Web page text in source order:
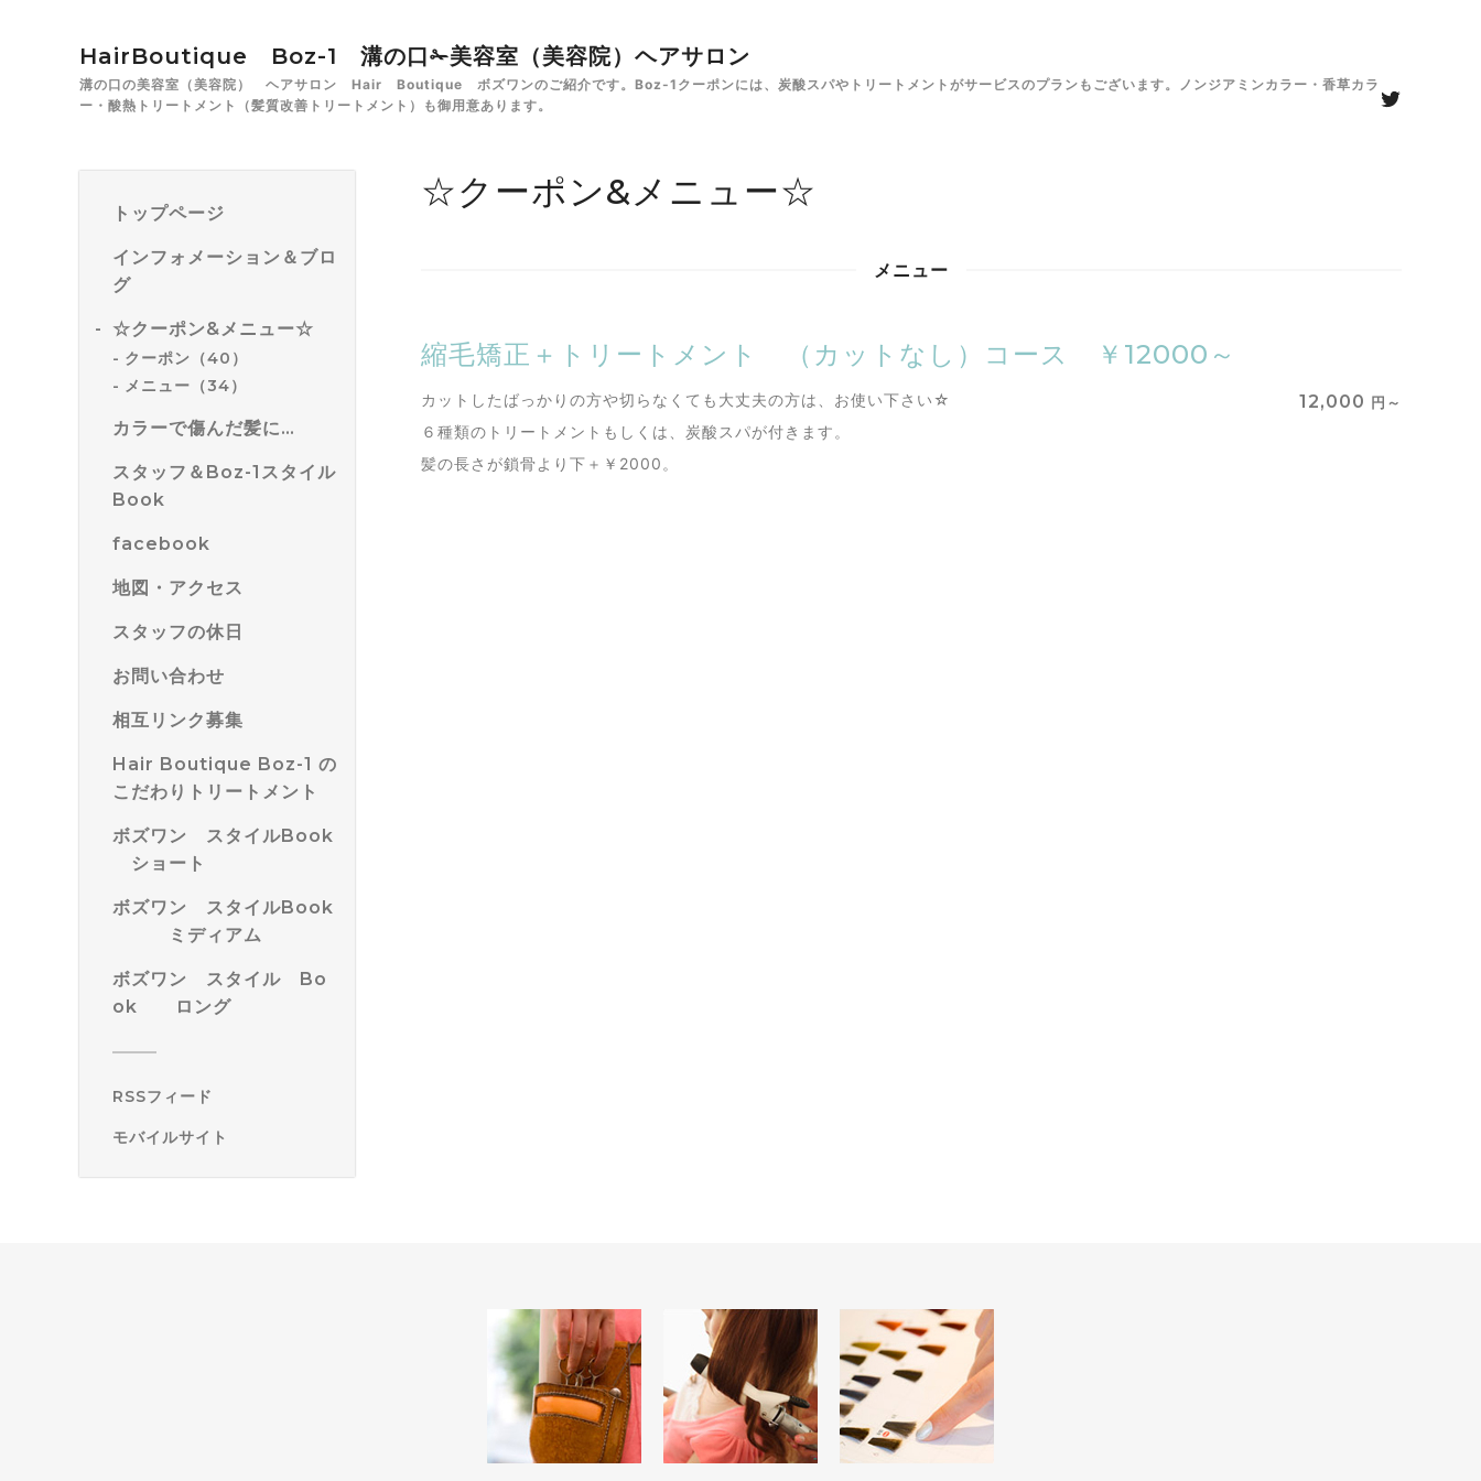
HairBoutique Boz-1 溝の口✁美容室（美容院）ヘアサロン
溝の口の美容室（美容院） ヘアサロン Hair Boutique ボズワンのご紹介です。Boz-1クーポンには、炭酸スパやトリートメントがサービスのプランもございます。ノンジアミンカラー・香草カラ
ー・酸熱トリートメント（髪質改善トリートメント）も御用意あります。
トップページ
インフォメーション＆ブロ
グ
☆クーポン&メニュー☆
クーポン（40）
メニュー（34）
カラーで傷んだ髪に…
スタッフ＆Boz-1スタイル
Book
facebook
地図・アクセス
スタッフの休日
お問い合わせ
相互リンク募集
Hair Boutique Boz-1 の
こだわりトリートメント
ボズワン スタイルBook
ショート
ボズワン スタイルBook
ミディアム
ボズワン スタイル Bo
ok ロング
RSSフィード
モバイルサイト
☆クーポン&メニュー☆
メニュー
縮毛矯正＋トリートメント （カットなし）コース ￥12000～
12,000 円～
カットしたばっかりの方や切らなくても大丈夫の方は、お使い下さい☆
６種類のトリートメントもしくは、炭酸スパが付きます。
髪の長さが鎖骨より下＋￥2000。